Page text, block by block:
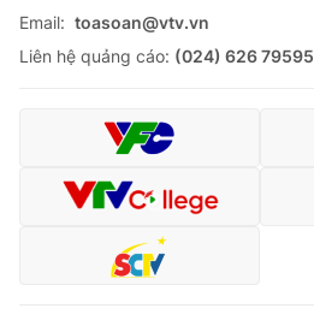
Phim VTV
Giải trí
Đời sống
Làm đẹp
Chất lượng cuộc sống
Giáo dục
Học trực tuyến
Công nghệ
Email: toasoan@vtv.vn
Liên hệ quảng cáo: (024) 626 79595